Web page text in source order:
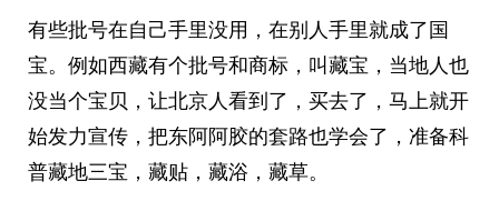
有些批号在自己手里没用，在别人手里就成了国
宝。例如西藏有个批号和商标，叫藏宝，当地人也
没当个宝贝，让北京人看到了，买去了，马上就开
始发力宣传，把东阿阿胶的套路也学会了，准备科
普藏地三宝，藏贴，藏浴，藏草。